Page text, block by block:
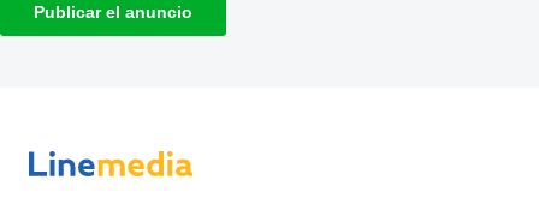
Publicar el anuncio